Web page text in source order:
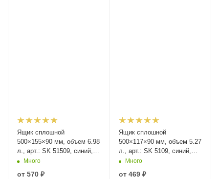
Ящик сплошной
500×155×90 мм, объем 6.98
л., арт.: SK 51509, синий,
код: 12378
Много
от 570 ₽
Ящик сплошной
500×117×90 мм, объем 5.27
л., арт.: SK 5109, синий,
код: 12377
Много
от 469 ₽